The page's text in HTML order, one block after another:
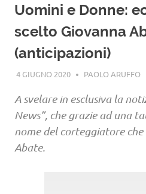
Uomini e Donne:
scelto Giovanna
(anticipazioni)
4 GIUGNO 2020 PAOLO ARUFFO
A svelare in esclusiva la
News”, che grazie ad una
nome del corteggiatore
Abate.